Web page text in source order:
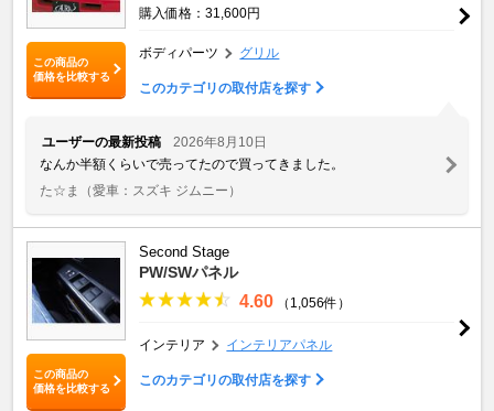
この商品の
価格を比較する
購入価格：31,600円
ボディパーツ グリル
このカテゴリの取付店を探す
ユーザーの最新投稿
2026年8月10日
なんか半額くらいで売ってたので買ってきました。
た☆ま
（愛車：スズキ ジムニー）
この商品の
価格を比較する
Second Stage
PW/SWパネル
4.60 （1,056件）
インテリア インテリアパネル
このカテゴリの取付店を探す